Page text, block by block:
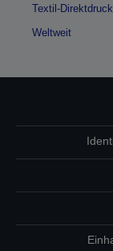
Textil-Direktdruck
Weltweit